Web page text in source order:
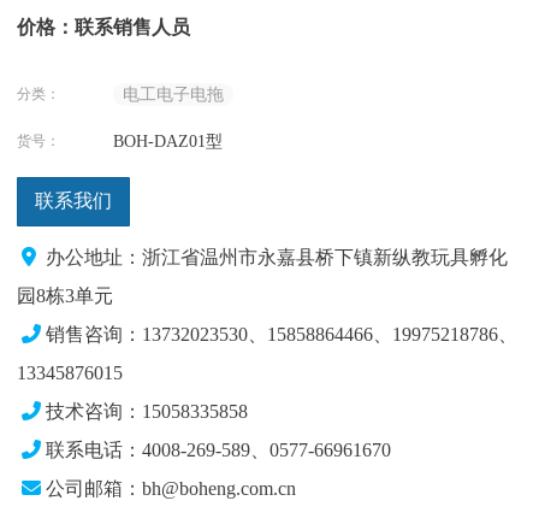
价格：联系销售人员
分类： 电工电子电拖
货号： BOH-DAZ01型
联系我们
办公地址：浙江省温州市永嘉县桥下镇新纵教玩具孵化
园8栋3单元
销售咨询：13732023530、15858864466、19975218786、
13345876015
技术咨询：15058335858
联系电话：4008-269-589、0577-66961670
公司邮箱：bh@boheng.com.cn